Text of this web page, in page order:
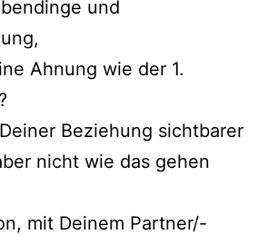
und
Ahnung wie der 1.
Beziehung sichtbarer
nicht wie das gehen
mit Deinem Partner/-